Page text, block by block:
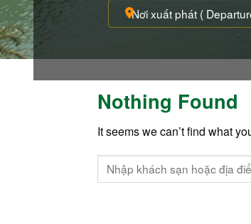
Nothing Found
It seems we can’t find what